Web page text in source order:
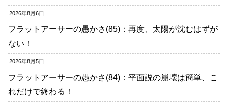
2026年8月6日
フラットアーサーの愚かさ(85)：再度、太陽が沈むはずが
ない！
2026年8月5日
フラットアーサーの愚かさ(84)：平面説の崩壊は簡単、こ
れだけで終わる！